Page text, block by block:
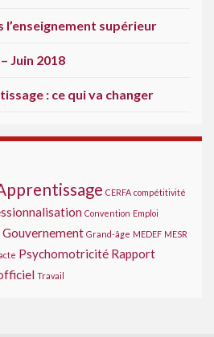
l’enseignement supérieur
Juin 2018
: ce qui va changer
CERFA compétitivité
Convention Emploi
Gouvernement Grand-âge MEDEF MESR
Psychomotricité Rapport
Travail